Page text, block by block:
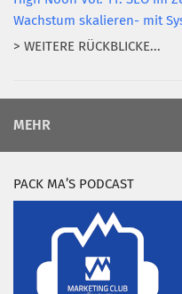
Wachstum skalieren- mit
> WEITERE RÜCKBLICKE...
MEHR
PACK MA’S PODCAST